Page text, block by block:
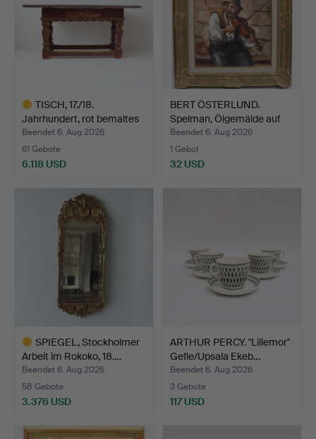
TISCH, 17./18.
Jahrhundert, rot bemaltes
U…
Beendet 6. Aug 2026
61 Gebote
6.118 USD
BERT ÖSTERLUND.
Spelman, Ölgemälde auf
Lei…
Beendet 6. Aug 2026
1 Gebot
32 USD
SPIEGEL, Stockholmer
Arbeit im Rokoko, 18.…
Beendet 6. Aug 2026
58 Gebote
3.376 USD
Objekt
ARTHUR PERCY. "Lillemor"
Gefle/Upsala Ekeb…
Beendet 6. Aug 2026
3 Gebote
117 USD